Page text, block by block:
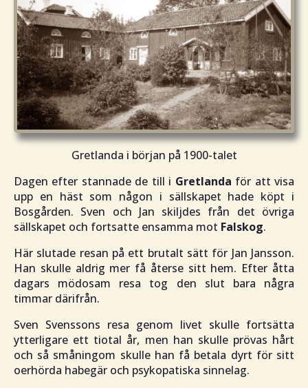
Gretlanda i början på 1900-talet
Dagen efter stannade de till i Gretlanda för att visa
upp en häst som någon i sällskapet hade köpt i
Bosgården. Sven och Jan skiljdes från det övriga
sällskapet och fortsatte ensamma mot Falskog.
Här slutade resan på ett brutalt sätt för Jan Jansson.
Han skulle aldrig mer få återse sitt hem. Efter åtta
dagars mödosam resa tog den slut bara några
timmar därifrån.
Sven Svenssons resa genom livet skulle fortsätta
ytterligare ett tiotal år, men han skulle prövas hårt
och så småningom skulle han få betala dyrt för sitt
oerhörda habegär och psykopatiska sinnelag.